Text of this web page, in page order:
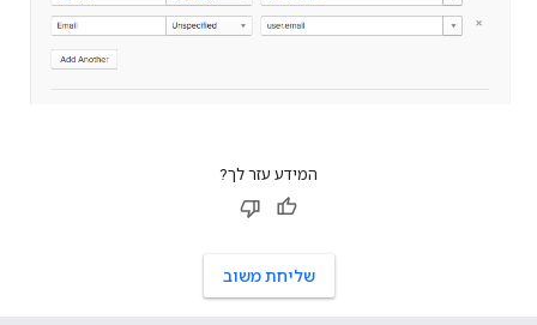
המידע עזר לך?
שליחת משוב